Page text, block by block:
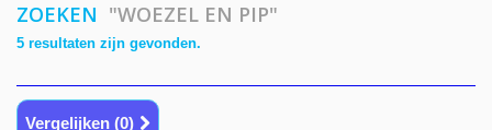
ZOEKEN "WOEZEL EN PIP"
5 resultaten zijn gevonden.
Vergelijken (0)